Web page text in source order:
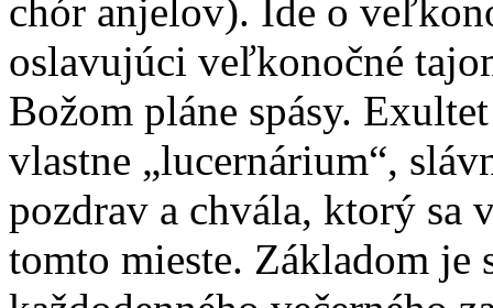
chór anjelov). Ide o
oslavujúci veľkonočné
Božom pláne spásy.
vlastne „lucernárium“,
pozdrav a chvála, ktorý sa
tomto mieste. Základom je